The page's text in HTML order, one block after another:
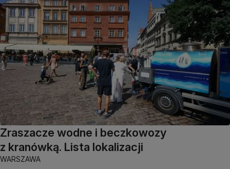
Zraszacze wodne i beczkowozy
z kranówką. Lista lokalizacji
WARSZAWA